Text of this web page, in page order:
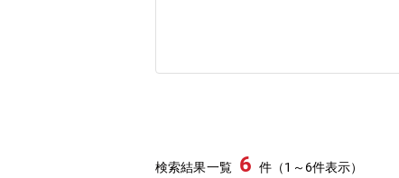
検索結果一覧 6 件（1～6件表示）